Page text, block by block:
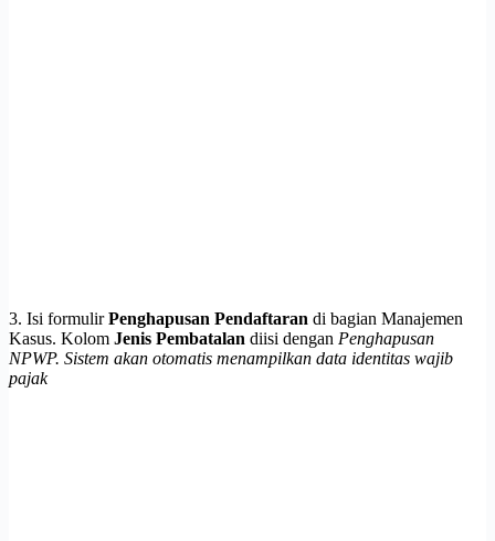
3. Isi formulirPenghapusan Pendaftaran di bagian Manajemen
Kasus. Kolom Jenis Pembatalan diisi dengan Penghapusan
NPWP. Sistem akan otomatis menampilkan data identitas wajib
pajak